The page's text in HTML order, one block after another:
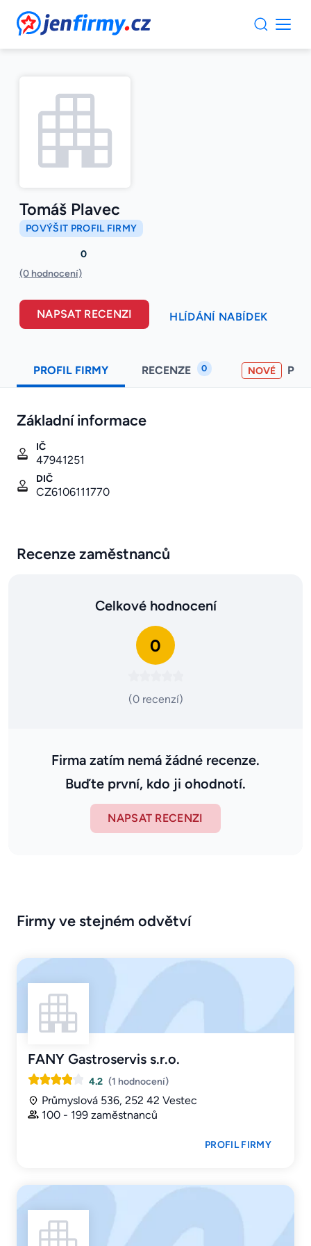
JenFirmy.cz
Tomáš Plavec
POVÝŠIT PROFIL FIRMY
0
(0 hodnocení)
NAPSAT RECENZI HLÍDÁNÍ NABÍDEK
PROFIL FIRMY RECENZE 0 NOVÉ
Základní informace
IČ
47941251
DIČ
CZ6106111770
Recenze zaměstnanců
Celkové hodnocení
0
(0 recenzí)
Firma zatím nemá žádné recenze.
Buďte první, kdo ji ohodnotí.
NAPSAT RECENZI
Firmy ve stejném odvětví
FANY Gastroservis s.r.o.
4.2 (1 hodnocení)
Průmyslová 536, 252 42 Vestec
100 - 199 zaměstnanců
PROFIL FIRMY